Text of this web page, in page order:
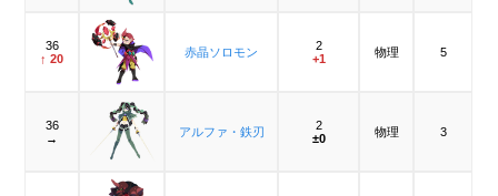
36
↑ 20
赤晶ソロモン
2
+1
物理 5
36
→
アルファ・鉄刃
2
±0
物理 3